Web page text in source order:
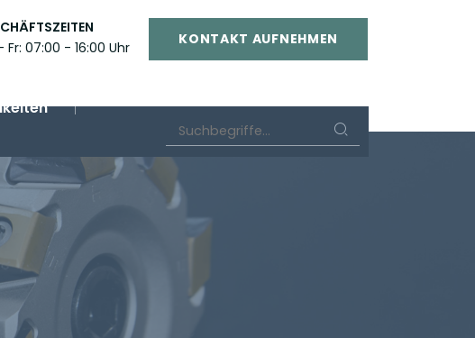
Fr: 07:00 - 16:00 Uhr
KONTAKT AUFNEHMEN
Suchbegriffe